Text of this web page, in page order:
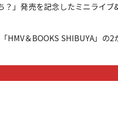
」発売を記念したミニライ
＆BOOKS SHIBUYA」の2